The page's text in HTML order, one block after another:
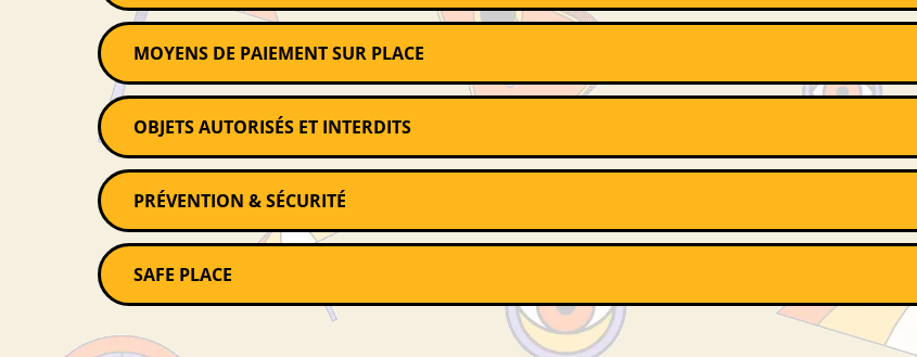
MOYENS DE PAIEMENT SUR PLACE
OBJETS AUTORISÉS ET INTERDITS
PRÉVENTION & SÉCURITÉ
SAFE PLACE